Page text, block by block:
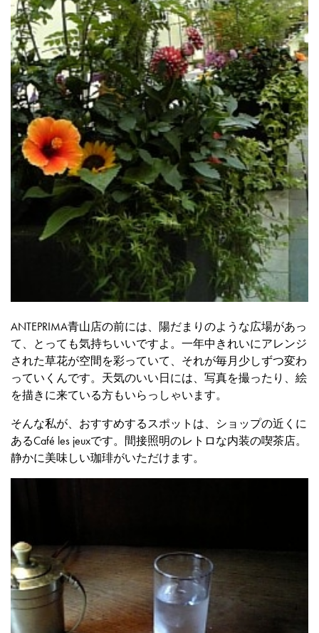
ANTEPRIMA青山店の前には、陽だまりのような広場があっ
て、とっても気持ちいいですよ。一年中きれいにアレンジ
された草花が空間を彩っていて、それが毎月少しずつ変わ
っていくんです。天気のいい日には、写真を撮ったり、絵
を描きに来ている方もいらっしゃいます。
そんな私が、おすすめするスポットは、ショップの近くに
あるCafé les jeuxです。間接照明のレトロな内装の喫茶店。
静かに美味しい珈琲がいただけます。